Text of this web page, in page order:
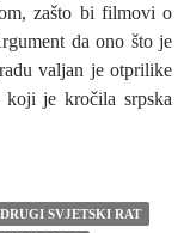
zašto bi filmovi o
da ono što je
valjan je otprilike
je kročila srpska
MATKOVIĆ:
DRUGI SVJETSKI RAT